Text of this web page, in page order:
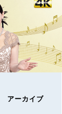
アーカイブ